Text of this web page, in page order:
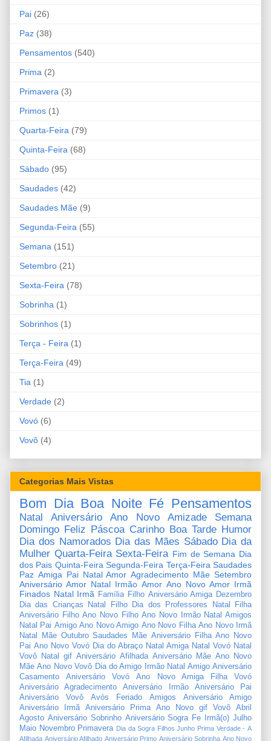
Pai (26)
Paz (38)
Pensamentos (540)
Prima (2)
Primavera (3)
Primos (1)
Quarta-Feira (79)
Quinta-Feira (68)
Sábado (95)
Saudades (42)
Saudades Mãe (9)
Segunda-Feira (55)
Semana (151)
Setembro (21)
Sexta-Feira (78)
Sobrinha (1)
Sobrinhos (1)
Terça - Feira (1)
Terça-Feira (49)
Tia (1)
Verdade (2)
Vovó (6)
Vovô (4)
Categorias Mais Vistas
Bom Dia Boa Noite Fé Pensamentos
Natal Aniversário Ano Novo Amizade
Semana
Domingo Feliz Páscoa Carinho Boa Tarde Humor
Dia dos Namorados Dia das Mães Sábado Dia da
Mulher Quarta-Feira Sexta-Feira Fim de Semana Dia
dos Pais Quinta-Feira Segunda-Feira Terça-Feira Saudades
Paz Amiga Pai Natal Amor Agradecimento Mãe Setembro
Aniversário Amor Natal Irmão Amor Ano Novo Amor Irmã
Finados Natal Irmã Família Filho Aniversário Amiga Dezembro
Dia das Crianças
Natal Filho Dia dos Professores
Natal Filha
Aniversário Filho Ano Novo Filho Ano Novo Irmão Natal Amigos
Natal Pai Amigo Ano Novo Amigo Ano Novo Filha Ano Novo Irmã
Natal Mãe Outubro Saudades Mãe Aniversário Filha Ano Novo
Pai Ano Novo Vovó Dia do Abraço Natal Amiga Natal Vovó Natal
Vovô
Natal gif Aniversário Afilhada Aniversário Mãe Ano Novo
Mãe Ano Novo Vovô Dia do Amigo Irmão Natal Amigo Aniversário
Casamento
Aniversário Vovó Ano Novo Amiga Filha
Vovó
Aniversário Agradecimento
Aniversário Irmão
Aniversário Pai
Aniversário Vovô
Avós Feriado Amigos
Aniversário Amigo
Aniversário Irmã
Aniversário Prima Ano Novo gif Vovô
Abril
Agosto Aniversário Sobrinho Aniversário Sogra Fe Irmã(o) Julho
Maio Novembro Primavera Dia da Sogra Filhos Junho Prima Verdade - A
Afilhada Aniversário Afilhado Aniversário Primo Aniversário Sobrinha Ano Novo